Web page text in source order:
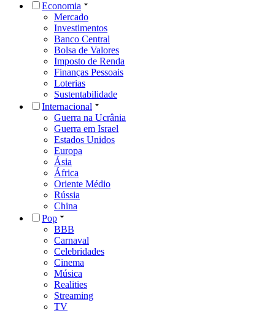
Economia
Mercado
Investimentos
Banco Central
Bolsa de Valores
Imposto de Renda
Finanças Pessoais
Loterias
Sustentabilidade
Internacional
Guerra na Ucrânia
Guerra em Israel
Estados Unidos
Europa
Ásia
África
Oriente Médio
Rússia
China
Pop
BBB
Carnaval
Celebridades
Cinema
Música
Realities
Streaming
TV